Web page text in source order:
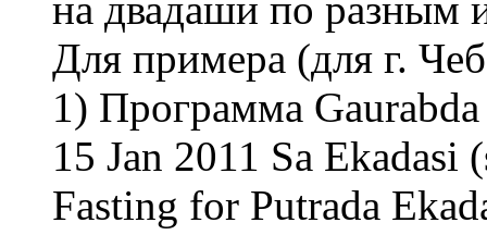
на двадаши по разным
Для примера (для г.
1) Программа
15 Jan 2011 Sa
Fasting for Putrada